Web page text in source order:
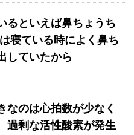
るといえば鼻ちょうち
寝ている時によく鼻ち
していたから
なのは心拍数が少なく
過剰な活性酸素が発生